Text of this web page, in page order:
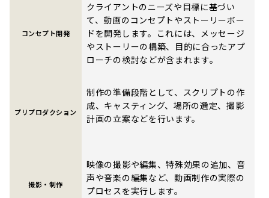
コンセプト開発
クライアントのニーズや目標に基づい
て、動画のコンセプトやストーリーボー
ドを開発します。これには、メッセージ
やストーリーの構築、目的に合ったアプ
ローチの検討などが含まれます。
プリプロダクション
制作の準備段階として、スクリプトの作
成、キャスティング、場所の選定、撮影
計画の立案などを行います。
撮影・制作
映像の撮影や編集、特殊効果の追加、音
声や音楽の編集など、動画制作の実際の
プロセスを実行します。